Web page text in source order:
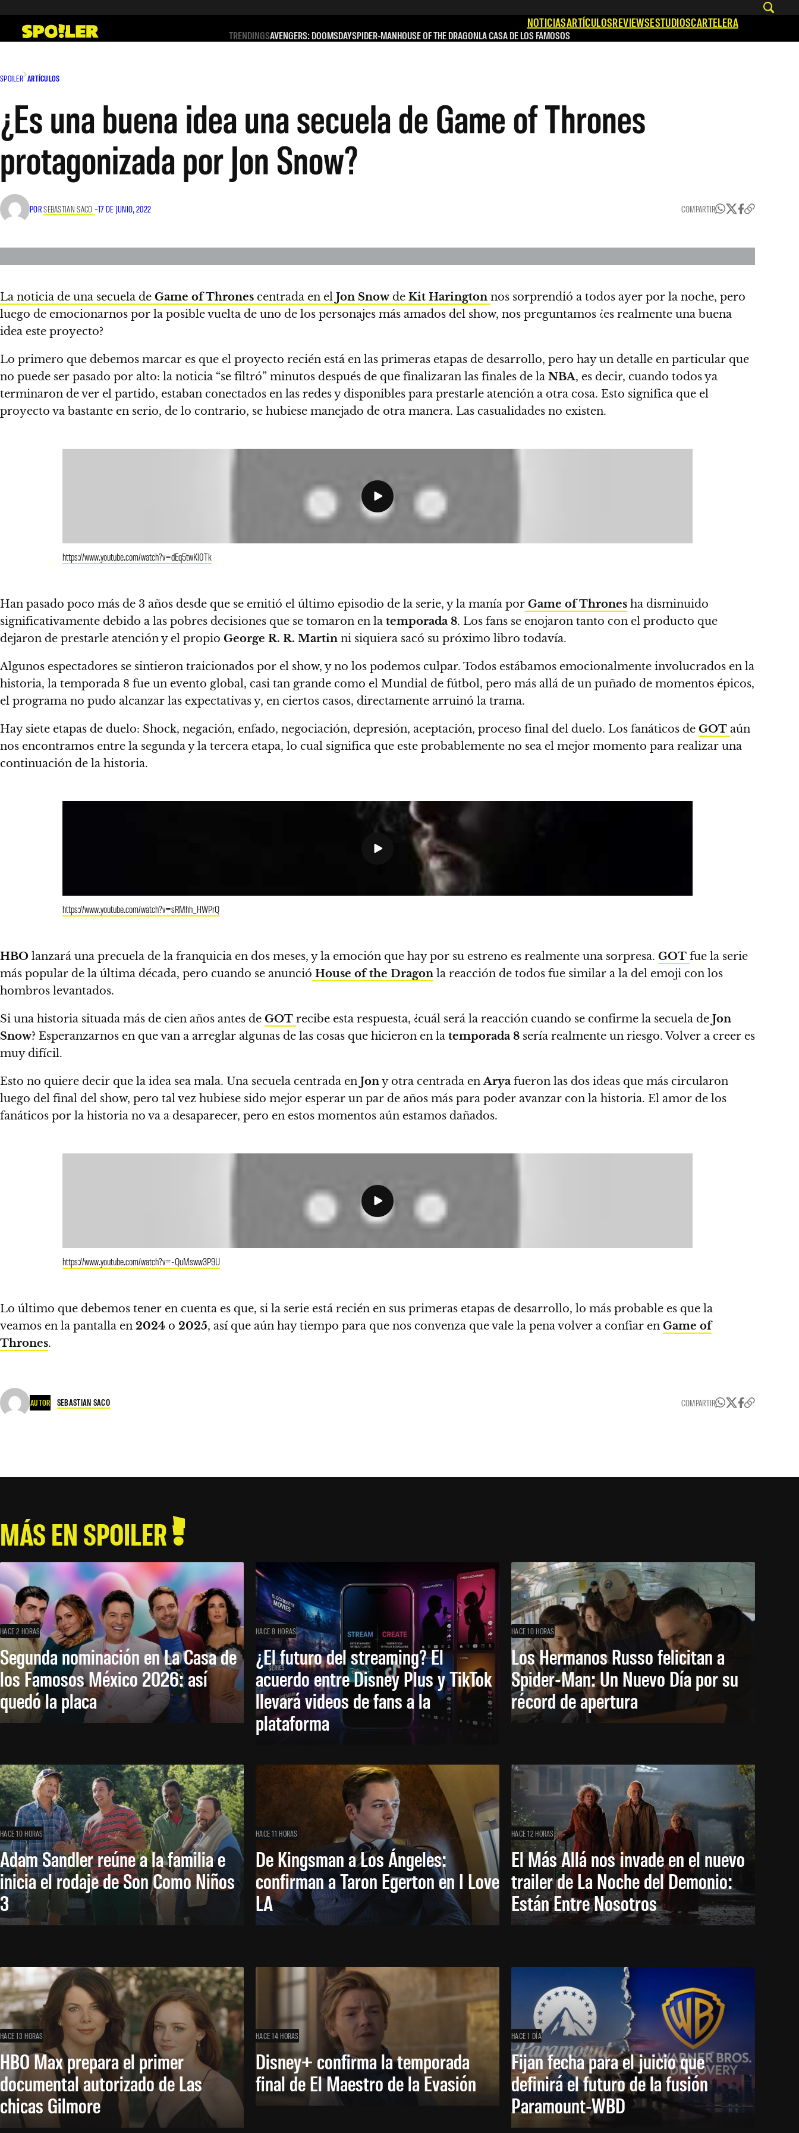
contenido
NOTICIASARTÍCULOSREVIEWSESTUDIOSCARTELERA
TRENDINGSAVENGERS: DOOMSDAYSPIDER-MANHOUSE OF THE DRAGONLA CASA DE LOS FAMOSOS
SPOILER ARTÍCULOS
¿Es una buena idea una secuela de Game of Thrones
protagonizada por Jon Snow?
PORSEBASTIAN SACO –17 DE JUNIO, 2022 COMPARTIR
La noticia de una secuela de Game of Thrones centrada en el Jon Snow de Kit Harington nos sorprendió a todos ayer por la noche, pero
luego de emocionarnos por la posible vuelta de uno de los personajes más amados del show, nos preguntamos ¿es realmente una buena
idea este proyecto?
Lo primero que debemos marcar es que el proyecto recién está en las primeras etapas de desarrollo, pero hay un detalle en particular que
no puede ser pasado por alto: la noticia “se filtró” minutos después de que finalizaran las finales de la NBA, es decir, cuando todos ya
terminaron de ver el partido, estaban conectados en las redes y disponibles para prestarle atención a otra cosa. Esto significa que el
proyecto va bastante en serio, de lo contrario, se hubiese manejado de otra manera. Las casualidades no existen.
https://www.youtube.com/watch?v=dEq5twKl0Tk
Han pasado poco más de 3 años desde que se emitió el último episodio de la serie, y la manía por Game of Thrones ha disminuido
significativamente debido a las pobres decisiones que se tomaron en la temporada 8. Los fans se enojaron tanto con el producto que
dejaron de prestarle atención y el propio George R. R. Martin ni siquiera sacó su próximo libro todavía.
Algunos espectadores se sintieron traicionados por el show, y no los podemos culpar. Todos estábamos emocionalmente involucrados en la
historia, la temporada 8 fue un evento global, casi tan grande como el Mundial de fútbol, pero más allá de un puñado de momentos épicos,
el programa no pudo alcanzar las expectativas y, en ciertos casos, directamente arruinó la trama.
Hay siete etapas de duelo: Shock, negación, enfado, negociación, depresión, aceptación, proceso final del duelo. Los fanáticos de GOT aún
nos encontramos entre la segunda y la tercera etapa, lo cual significa que este probablemente no sea el mejor momento para realizar una
continuación de la historia.
https://www.youtube.com/watch?v=sRMhh_HWPrQ
HBO lanzará una precuela de la franquicia en dos meses, y la emoción que hay por su estreno es realmente una sorpresa. GOT fue la serie
más popular de la última década, pero cuando se anunció House of the Dragon la reacción de todos fue similar a la del emoji con los
hombros levantados.
Si una historia situada más de cien años antes de GOT recibe esta respuesta, ¿cuál será la reacción cuando se confirme la secuela de Jon
Snow? Esperanzarnos en que van a arreglar algunas de las cosas que hicieron en la temporada 8 sería realmente un riesgo. Volver a creer es
muy difícil.
Esto no quiere decir que la idea sea mala. Una secuela centrada en Jony otra centrada enArya fueron las dos ideas que más circularon
luego del final del show, pero tal vez hubiese sido mejor esperar un par de años más para poder avanzar con la historia. El amor de los
fanáticos por la historia no va a desaparecer, pero en estos momentos aún estamos dañados.
https://www.youtube.com/watch?v=-QuMsww3P9U
Lo último que debemos tener en cuenta es que, si la serie está recién en sus primeras etapas de desarrollo, lo más probable es que la
veamos en la pantalla en 2024 o 2025, así que aún hay tiempo para que nos convenza que vale la pena volver a confiar en Game of
Thrones.
AUTOR SEBASTIAN SACO COMPARTIR
MÁS EN SPOILER
HACE 2 HORAS
Segunda nominación en La Casa de
los Famosos México 2026: así
quedó la placa
HACE 8 HORAS
¿El futuro del streaming? El
acuerdo entre Disney Plus y TikTok
llevará videos de fans a la
plataforma
HACE 10 HORAS
Los Hermanos Russo felicitan a
Spider-Man: Un Nuevo Día por su
récord de apertura
HACE 10 HORAS
Adam Sandler reúne a la familia e
inicia el rodaje de Son Como Niños
3
HACE 11 HORAS
De Kingsman a Los Ángeles:
confirman a Taron Egerton en I Love
LA
HACE 12 HORAS
El Más Allá nos invade en el nuevo
trailer de La Noche del Demonio:
Están Entre Nosotros
HACE 13 HORAS
HBO Max prepara el primer
documental autorizado de Las
chicas Gilmore
HACE 14 HORAS
Disney+ confirma la temporada
final de El Maestro de la Evasión
HACE 1 DÍA
Fijan fecha para el juicio que
definirá el futuro de la fusión
Paramount-WBD